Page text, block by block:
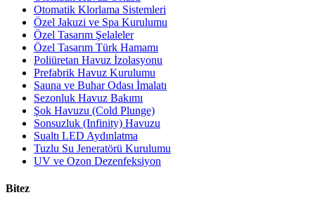
Otomatik Klorlama Sistemleri
Özel Jakuzi ve Spa Kurulumu
Özel Tasarım Şelaleler
Özel Tasarım Türk Hamamı
Poliüretan Havuz İzolasyonu
Prefabrik Havuz Kurulumu
Sauna ve Buhar Odası İmalatı
Sezonluk Havuz Bakımı
Şok Havuzu (Cold Plunge)
Sonsuzluk (Infinity) Havuzu
Sualtı LED Aydınlatma
Tuzlu Su Jeneratörü Kurulumu
UV ve Ozon Dezenfeksiyon
Bitez